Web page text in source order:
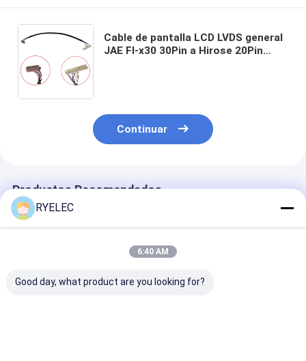
Cable de pantalla LCD LVDS general
JAE FI-x30 30Pin a Hirose 20Pin
Continuar
Productos Recomendados
RYELEC
6:40 AM
Good day, what product are you looking for?